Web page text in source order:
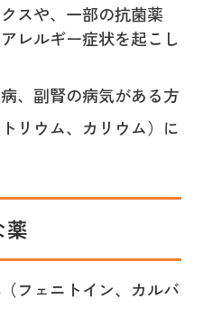
スや、一部の抗菌薬
レルギー症状を起こし
、副腎の病気がある方
リウム、カリウム）に
薬
（フェニトイン、カルバ